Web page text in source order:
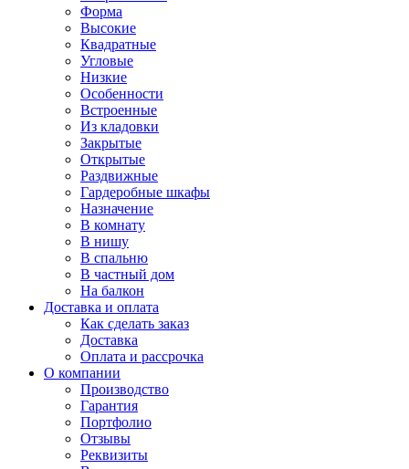
Форма
Высокие
Квадратные
Угловые
Низкие
Особенности
Встроенные
Из кладовки
Закрытые
Открытые
Раздвижные
Гардеробные шкафы
Назначение
В комнату
В нишу
В спальню
В частный дом
На балкон
Доставка и оплата
Как сделать заказ
Доставка
Оплата и рассрочка
О компании
Производство
Гарантия
Портфолио
Отзывы
Реквизиты